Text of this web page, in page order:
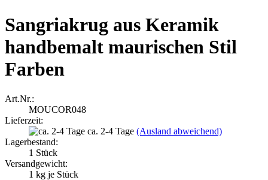
Sangriakrug aus Keramik
handbemalt maurischen Stil
Farben
Art.Nr.:
MOUCOR048
Lieferzeit:
ca. 2-4 Tage (Ausland abweichend)
Lagerbestand:
1 Stück
Versandgewicht:
1 kg je Stück